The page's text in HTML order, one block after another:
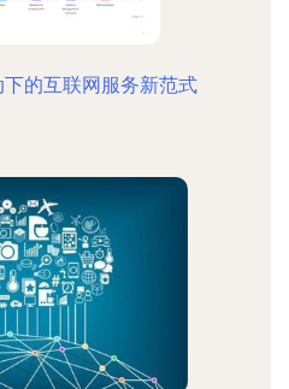
的互联网服务新范式